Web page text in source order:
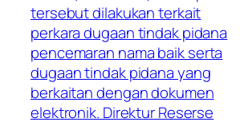
tersebut dilakukan terkait
perkara dugaan tindak pidana
pencemaran nama baik serta
dugaan tindak pidana yang
berkaitan dengan dokumen
elektronik. Direktur Reserse